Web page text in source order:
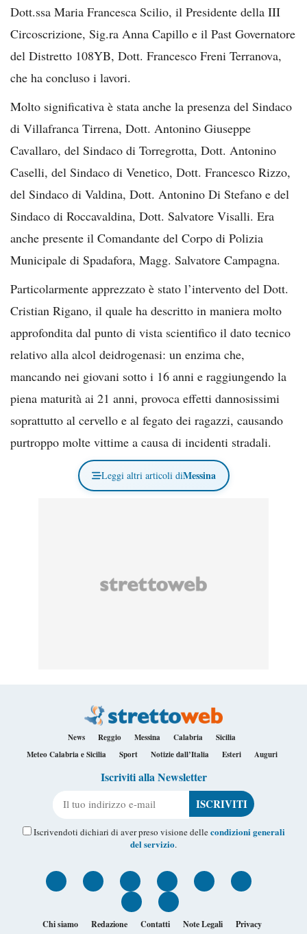
Dott.ssa Maria Francesca Scilio, il Presidente della III
Circoscrizione, Sig.ra Anna Capillo e il Past Governatore
del Distretto 108YB, Dott. Francesco Freni Terranova,
che ha concluso i lavori.
Molto significativa è stata anche la presenza del Sindaco
di Villafranca Tirrena, Dott. Antonino Giuseppe
Cavallaro, del Sindaco di Torregrotta, Dott. Antonino
Caselli, del Sindaco di Venetico, Dott. Francesco Rizzo,
del Sindaco di Valdina, Dott. Antonino Di Stefano e del
Sindaco di Roccavaldina, Dott. Salvatore Visalli. Era
anche presente il Comandante del Corpo di Polizia
Municipale di Spadafora, Magg. Salvatore Campagna.
Particolarmente apprezzato è stato l’intervento del Dott.
Cristian Rigano, il quale ha descritto in maniera molto
approfondita dal punto di vista scientifico il dato tecnico
relativo alla alcol deidrogenasi: un enzima che,
mancando nei giovani sotto i 16 anni e raggiungendo la
piena maturità ai 21 anni, provoca effetti dannosissimi
soprattutto al cervello e al fegato dei ragazzi, causando
purtroppo molte vittime a causa di incidenti stradali.
Leggi altri articoli diMessina
News Reggio Messina Calabria
Sicilia
Meteo Calabria e Sicilia
Sport Notizie dall’Italia Esteri Auguri
Iscriviti alla Newsletter
Iscrivendoti dichiari di aver preso visione dellecondizioni generali
del servizio.
Chi siamo Redazione Contatti Note Legali Privacy